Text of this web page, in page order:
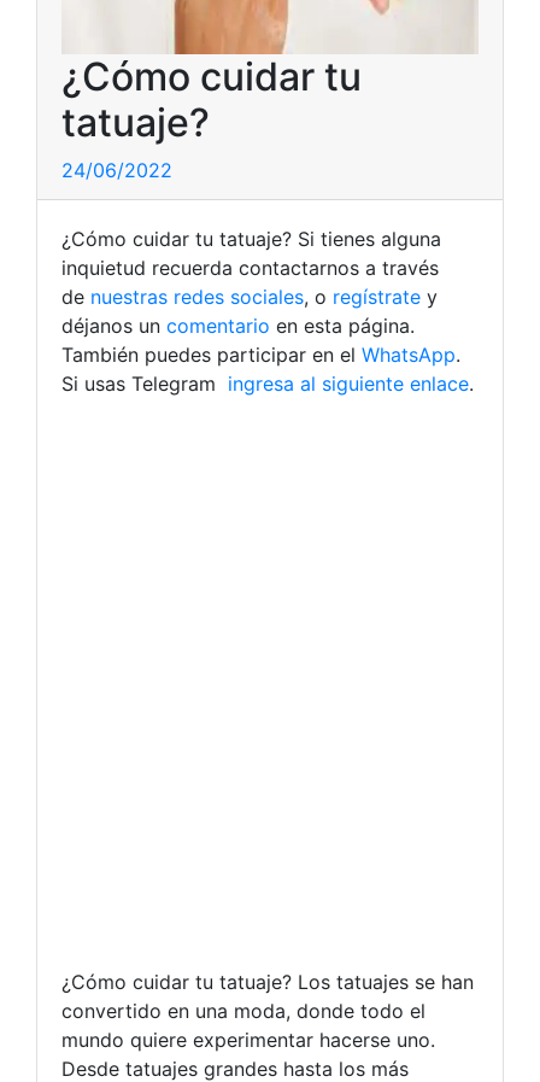
¿Cómo cuidar tu
tatuaje?
24/06/2022
¿Cómo cuidar tu tatuaje? Si tienes alguna
inquietud recuerda contactarnos a través
de nuestras redes sociales, o regístrate y
déjanos un comentario en esta página.
También puedes participar en el WhatsApp.
Si usas Telegram ingresa al siguiente enlace.
¿Cómo cuidar tu tatuaje? Los tatuajes se han
convertido en una moda, donde todo el
mundo quiere experimentar hacerse uno.
Desde tatuajes grandes hasta los más